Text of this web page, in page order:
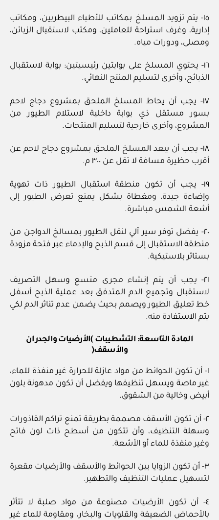
١٥- يتم تزويد المسلخ بمكاتب للأطباء البيطريين، ومكاتب
إدارية، وغرف استراحة للعاملين، ومكتب لاستقبال الزبائن،
ومصلى، ودورات مياه.
١٦- يحتوي المسلخ على بوابتين رئيسيتين: بوابة لاستقبال
الذبائح، وأخرى لتسليم المنتج النهائي.
١٧- يجب أن يحاط المسلخ الملحق بمشروع دجاج لاحم
بسور مستقل ذي بوابة داخلية لاستلام الطيور من
المشروع، وأخرى خارجية لتسليم المنتجات.
١٨- يجب أن يبعد المسلخ الملحق بمشروع دجاج لاحم عن
أقرب حظيرة مسافة لا تقل عن ٣٠٠ م.
١٩- يجب أن تكون منطقة استقبال الطيور ذات تهوية
وإضاءة جيدة، ومغطاة بشكل يمنع تعرض الطيور إلى
أشعة الشمس مباشرة.
٢٠- يفضل توفر سير آلي لنقل الطيور بمسالخ الدواجن من
منطقة الاستقبال إلى قسم الذبح والإدماء عبر فتحة مزودة
بستائر بلاستيكية.
٢١- يجب أن يتم إنشاء مجرى متسع وسهل التصريف
لاستقبال وتجميع الدم المتدفق بعد عملية الذبح أسفل
خط تعليق الطيور ويصمم بحيث يضمن عدم تناثر الدم لكي
يتم الاستفادة منه.
المادة التاسعة: التشطيبات )الأرضيات والجدران
والأسقف(
١- أن تكون الحوائط من مواد عازلة للحرارة غير منفذة للماء،
غير ماصة ويسهل تنظيفها ويفضل أن تكون مدهونة بلون
أبيض وخالية من الشقوق.
٢- أن تكون الأسقف مصممة بطريقة تمنع تراكم القاذورات
وسهلة التنظيف، وأن تتكون من أسطح ذات لون فاتح
وغير منفذة للماء أو الأشعة.
٣- أن تكون الزوايا بين الحوائط والأسقف والأرضيات مقعرة
لتسهيل عمليات التنظيف والتطهير.
٤- أن تكون الأرضيات مصنوعة من مواد صلبة لا تتأثر
بالأحماض الضعيفة والقلويات والبخار، ومقاومة للماء غير